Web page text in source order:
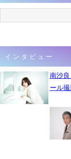
インタビュー
南沙
ール